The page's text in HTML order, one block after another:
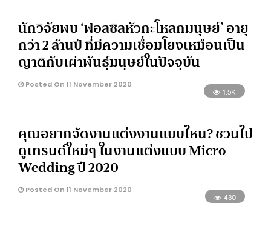
นักวิจัยพบ ‘ฟอลซิลหัวกะโหลกมนุษย์’ อายุ
กว่า 2 ล้านปี ที่มีความเชื่อมโยงเหมือนเป็น
ญาติกับเผ่าพันธ์ุมนุษย์ในปัจจุบัน
Posted On 11 November 2020
1.5K
คุณอยากจัดงานแต่งงานแบบไหน? ชวนไป
ดูเทรนด์ใหม่ๆ ในงานแต่งแบบ Micro
Wedding ปี 2020
Posted On 11 November 2020
430